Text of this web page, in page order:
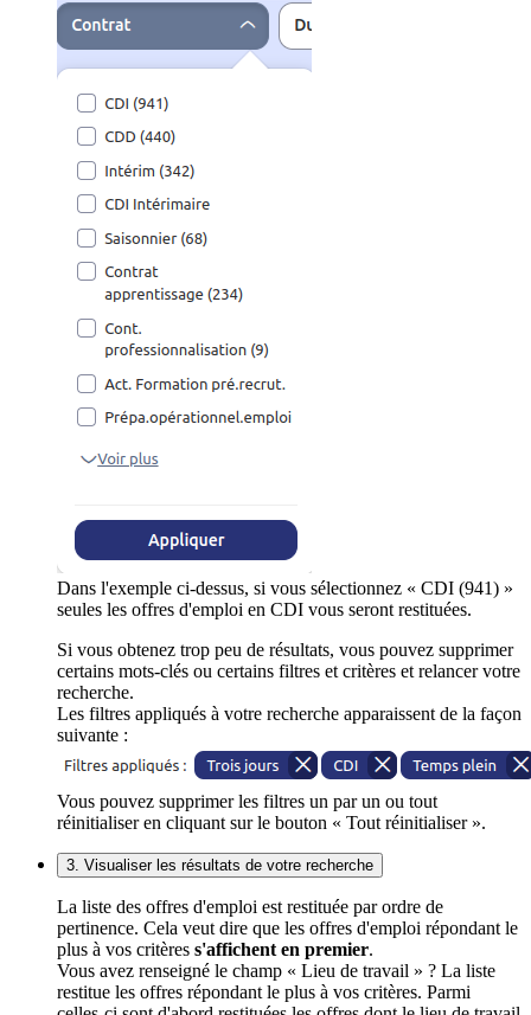
Dans l'exemple ci-dessus, si vous sélectionnez « CDI (941) »
seules les offres d'emploi en CDI vous seront restituées.
Si vous obtenez trop peu de résultats, vous pouvez supprimer
certains mots-clés ou certains filtres et critères et relancer votre
recherche.
Les filtres appliqués à votre recherche apparaissent de la façon
suivante :
Vous pouvez supprimer les filtres un par un ou tout
réinitialiser en cliquant sur le bouton « Tout réinitialiser ».
3. Visualiser les résultats de votre recherche
La liste des offres d'emploi est restituée par ordre de
pertinence. Cela veut dire que les offres d'emploi répondant le
plus à vos critères s'affichent en premier.
Vous avez renseigné le champ « Lieu de travail » ? La liste
restitue les offres répondant le plus à vos critères. Parmi